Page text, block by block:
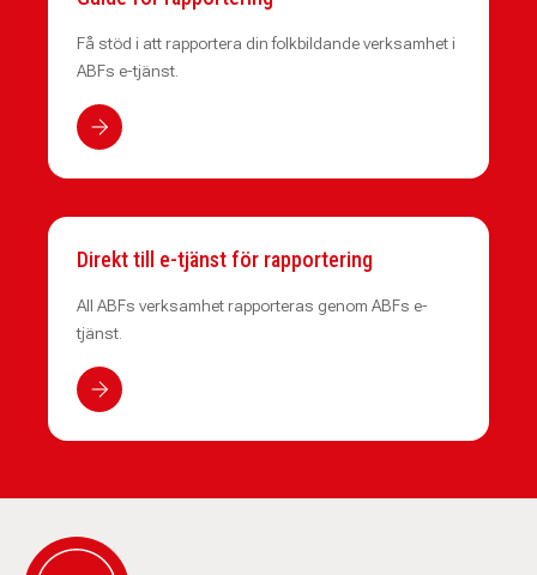
Få stöd i att rapportera din folkbildande verksamhet i
ABFs e-tjänst.
Direkt till e-tjänst för rapportering
All ABFs verksamhet rapporteras genom ABFs e-
tjänst.